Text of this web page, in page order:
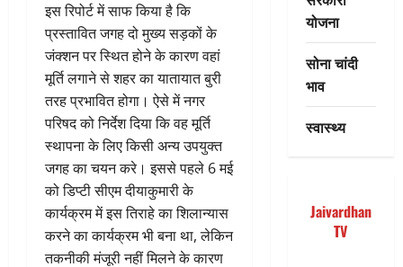
इस रिपोर्ट में साफ किया है कि
प्रस्तावित जगह दो मुख्य सड़कों के
जंक्शन पर स्थित होने के कारण वहां
मूर्ति लगाने से शहर का यातायात बुरी
तरह प्रभावित होगा। ऐसे में नगर
परिषद को निर्देश दिया कि वह मूर्ति
स्थापना के लिए किसी अन्य उपयुक्त
जगह का चयन करे। इससे पहले 6 मई
को डिप्टी सीएम दीयाकुमारी के
कार्यक्रम में इस तिराहे का शिलान्यास
करने का कार्यक्रम भी बना था, लेकिन
तकनीकी मंजूरी नहीं मिलने के कारण
योजना
सोना चांदी
भाव
स्वास्थ्य
Jaivardhan
TV